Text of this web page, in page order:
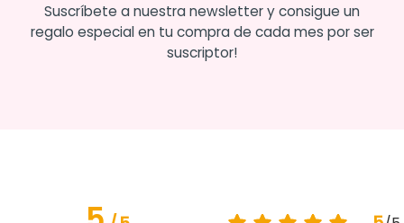
Suscríbete a nuestra newsletter y consigue un
regalo especial en tu compra de cada mes por ser
suscriptor!